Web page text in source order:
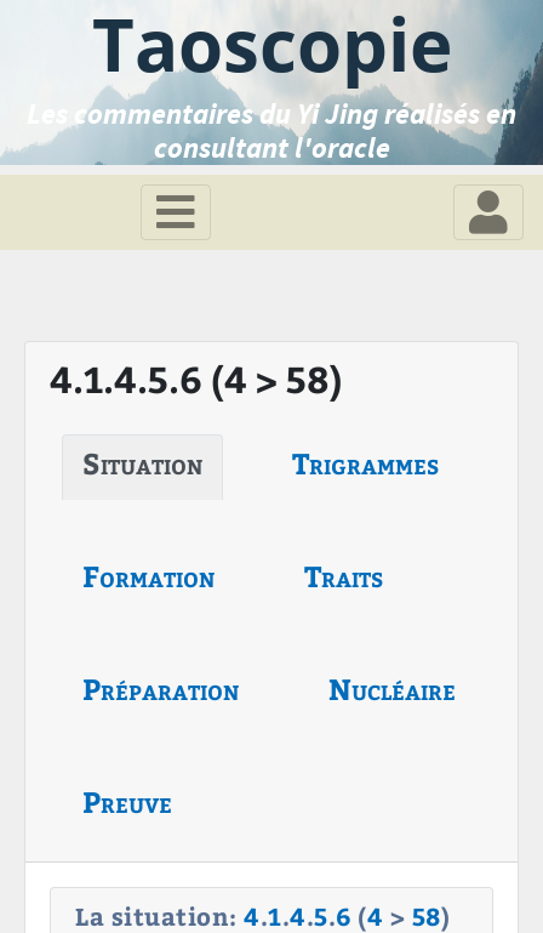
Taoscopie
Les commentaires du Yi Jing réalisés en
consultant l'oracle
4.1.4.5.6 (4 > 58)
Situation Trigrammes
Formation Traits
Préparation Nucléaire
Preuve
La situation: 4.1.4.5.6 (4 > 58)